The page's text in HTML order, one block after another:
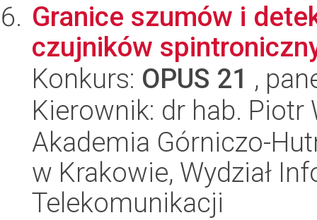
Granice szumów i
czujników
Konkurs: OPUS 21 ,
Kierownik: dr hab. Piotr
Akademia Górniczo-
w Krakowie, Wydział
Telekomunikacji